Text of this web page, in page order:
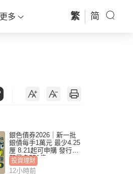
更多 繁 简
銀色債券2026｜新一批
銀債每手1萬元 最少4.25
厘 8.21起可申購 發行金
額最多550億
投資理財
12小時前